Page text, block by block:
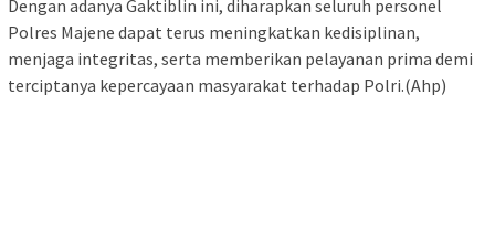
Dengan adanya Gaktiblin ini, diharapkan seluruh personel
Polres Majene dapat terus meningkatkan kedisiplinan,
menjaga integritas, serta memberikan pelayanan prima demi
terciptanya kepercayaan masyarakat terhadap Polri.(Ahp)